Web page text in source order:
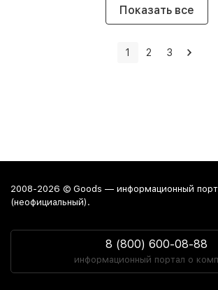
Показать все
1 2 3
2008-2026 © Goods — информационный
(неофициальный).
8 (800) 600-08-88
информационный портал о